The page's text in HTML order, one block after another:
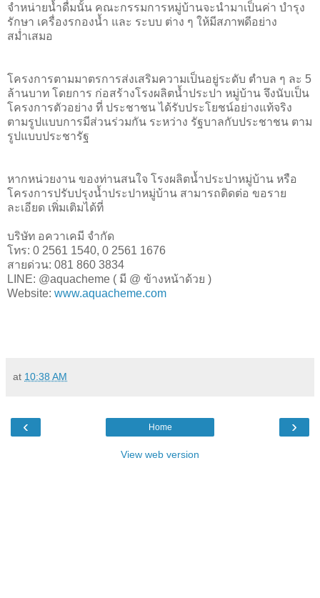
จำหน่ายน้ำดื่มนั้น คณะกรรมการหมู่บ้านจะนำมาเป็นค่า บำรุง
รักษา เครื่องรกองน้ำ และ ระบบ ต่าง ๆ ให้มีสภาพดีอย่าง
สม่ำเสมอ
โครงการตามมาตรการส่งเสริมความเป็นอยู่ระดับ ตำบล ๆ ละ 5
ล้านบาท โดยการ ก่อสร้างโรงผลิตน้ำประปา หมู่บ้าน จึงนับเป็น
โครงการตัวอย่าง ที่ ประชาชน ได้รับประโยชน์อย่างแท้จริง
ตามรูปแบบการมีส่วนร่วมกัน ระหว่าง รัฐบาลกับประชาชน ตาม
รูปแบบประชารัฐ
หากหน่วยงาน ของท่านสนใจ โรงผลิตน้ำประปาหมู่บ้าน หรือ
โครงการปรับปรุงน้ำประปาหมู่บ้าน สามารถติดต่อ ขอราย
ละเอียด เพิ่มเติมได้ที่
บริษัท อควาเคมี จำกัด
โทร: 0 2561 1540, 0 2561 1676
สายด่วน: 081 860 3834
LINE: @aquacheme ( มี @ ข้างหน้าด้วย )
Website: www.aquacheme.com
at 10:38 AM
‹ ›
Home
View web version